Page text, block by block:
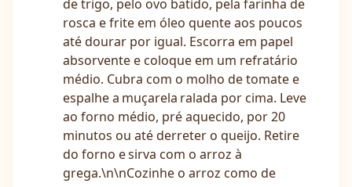
de trigo, pelo ovo batido, pela farinha de
rosca e frite em óleo quente aos poucos
até dourar por igual. Escorra em papel
absorvente e coloque em um refratário
médio. Cubra com o molho de tomate e
espalhe a muçarela ralada por cima. Leve
ao forno médio, pré aquecido, por 20
minutos ou até derreter o queijo. Retire
do forno e sirva com o arroz à
grega.\n\nCozinhe o arroz como de